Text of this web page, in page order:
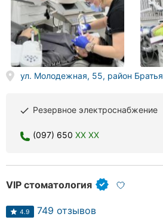
Ивано-
Франковск
Винница
Житомир
Тернополь
Хмельницкий
Одесса
Кропивницкий
ул. Молодежная, 55, район Братья
done Резервное электроснабжение
(097) 650 XX XX
VIP стоматология
4.9 749 отзывов